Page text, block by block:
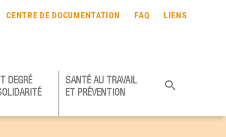
CENTRE DE DOCUMENTATION FAQ LIENS
DEGRÉ
SANTÉ AU TRAVAIL
ET PRÉVENTION